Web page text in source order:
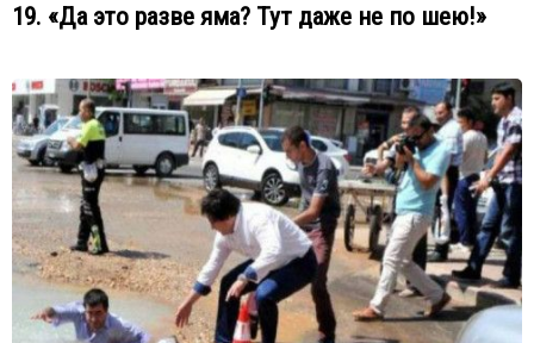
19. «Да это разве яма? Тут даже не по шею!»